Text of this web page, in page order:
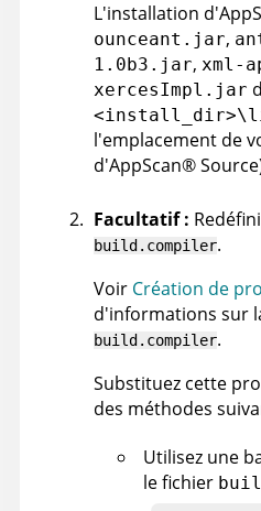
L'installation d'
ounceant.jar,
1.0b3.jar, xml-
xercesImpl.jar
l'emplacement de
d'AppScan®Source
Facultatif :
build.compiler.
Voir Création de
d'informations sur
build.compiler.
Substituez cette
des méthodes
Utilisez une
le fichier